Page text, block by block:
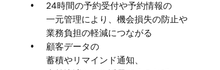
24時間の​予約受付や​予約情報の​
一元管理に​より、​機会損失の​防止や​
業務負担の​軽減に​つながる
顧客データの​
蓄積やリマインド通知、​